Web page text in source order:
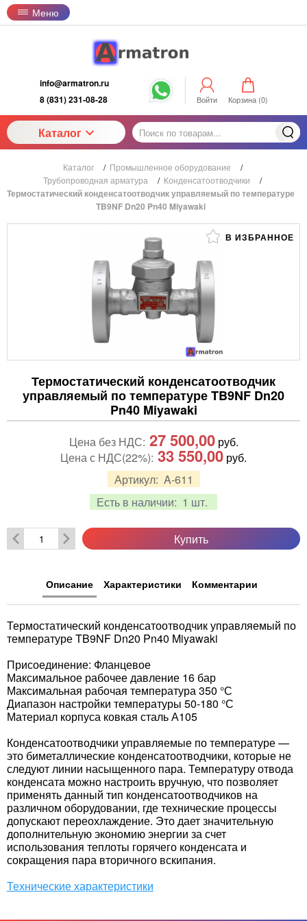
Меню
info@armatron.ru
8 (831) 231-08-28
Войти Корзина (0)
Каталог
Каталог / Промышленное оборудование
/
Трубопроводная арматура
/ Конденсатоотводчики /
Термостатический конденсатоотводчик управляемый по температуре
TB9NF Dn20 Pn40 Miyawaki
В ИЗБРАННОЕ
Термостатический конденсатоотводчик
управляемый по температуре TB9NF Dn20
Pn40 Miyawaki
Артикул: A-611
Есть в наличии: 1 шт.
Цена без НДС: 27 500,00руб.
Цена с НДС(22%): 33 550,00 руб.
Купить
Описание Характеристики Комментарии
Термостатический конденсатоотводчик управляемый по
температуре TB9NF Dn20 Pn40 Miyawaki
Присоединение: Фланцевое
Максимальное рабочее давление 16 бар
Максимальная рабочая температура 350 °С
Диапазон настройки температуры 50-180 °С
Материал корпуса ковкая сталь А105
Конденсатоотводчики управляемые по температуре —
это биметаллические конденсатоотводчики, которые не
следуют линии насыщенного пара. Температуру отвода
конденсата можно настроить вручную, что позволяет
применять данный тип конденсатоотводчиков на
различном оборудовании, где технические процессы
допускают переохлаждение. Это дает значительную
дополнительную экономию энергии за счет
использования теплоты горячего конденсата и
сокращения пара вторичного вскипания.
Технические характеристики